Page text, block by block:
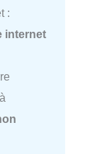
:
internet